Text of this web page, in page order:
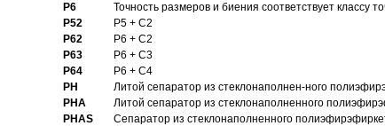
P6
Точность размеров и биения соответствует классу
P52
P5 + C2
P62
P6 + C2
P63
P6 + C3
P64
P6 + C4
PH
Литой сепаратор из стеклонаполнен-ного
PHA
Литой сепаратор из стеклонаполненного
PHAS
Сепаратор из стеклонаполненного